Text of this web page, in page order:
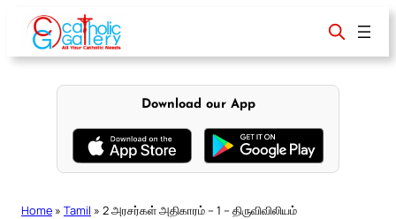
content
Download our App
Home » Tamil » 2 அரசர்கள் அதிகாரம் – 1 – திருவிவிலியம்